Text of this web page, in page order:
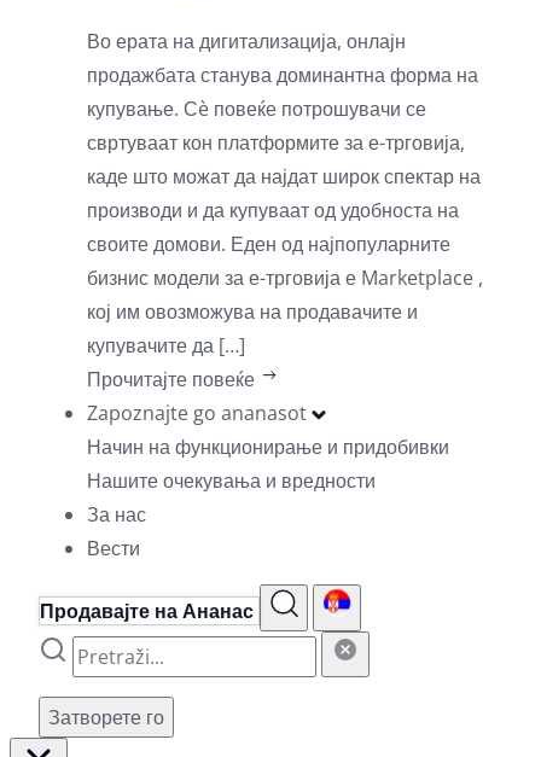
Во ерата на дигитализација, онлајн
продажбата станува доминантна форма на
купување. Сè повеќе потрошувачи се
свртуваат кон платформите за е-трговија,
каде што можат да најдат широк спектар на
производи и да купуваат од удобноста на
своите домови. Еден од најпопуларните
бизнис модели за е-трговија е Marketplace ,
кој им овозможува на продавачите и
купувачите да […]
Прочитајте повеќе
Zapoznajte go ananasot
Начин на функционирање и придобивки
Нашите очекувања и вредности
За нас
Вести
Продавајте на Ананас
Затворете го